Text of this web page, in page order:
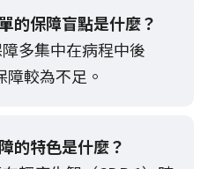
的保障盲點是什麼？
多集中在病程中後
較為不足。
的特色是什麼？